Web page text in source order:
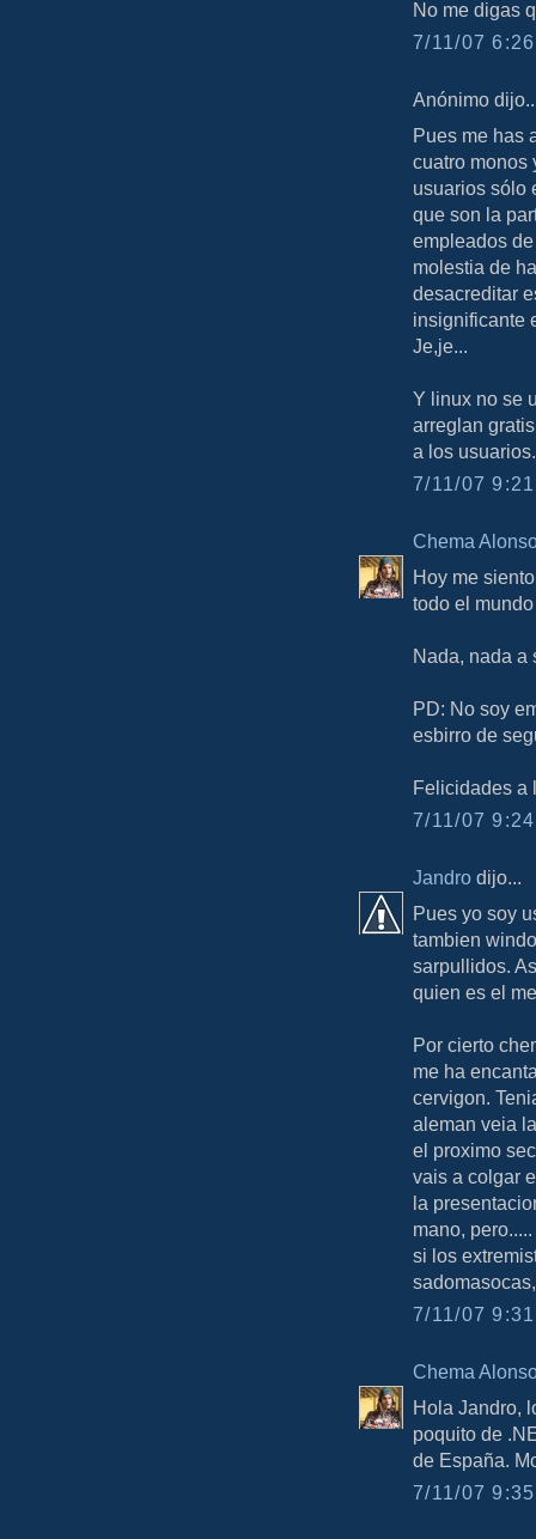
No me digas
7/11/07
Anónimo
Pues me has
cuatro monos
usuarios sólo
que son la
empleados
molestia de
desacreditar
insignificante
Je,je...
Y linux no se
arreglan
a los usuarios.
7/11/07
Chema
Hoy me
todo el
Nada, nada a
PD: No soy
esbirro de
Felicidades a
7/11/07
Jandro dijo...
Pues yo soy
tambien
sarpullidos.
quien es el
Por cierto
me ha
cervigon.
aleman veia
el proximo
vais a colgar
la
mano,
si los
7/11/07
Chema
Hola Jandro,
poquito de
de España.
7/11/07